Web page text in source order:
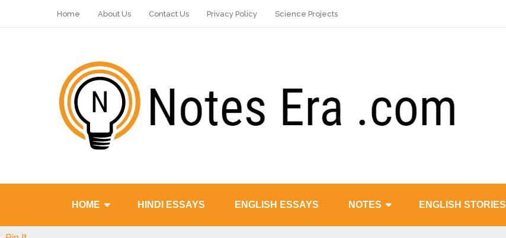
Home About Us Contact Us Privacy Policy Science Projects
HOME HINDI ESSAYS ENGLISH ESSAYS NOTES ENGLISH STORIES